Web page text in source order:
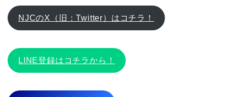
NJCのX（旧：Twitter）はコチラ！
LINE登録はコチラから！